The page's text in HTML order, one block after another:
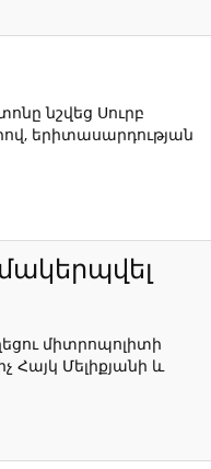
նշվեց Սուրբ
երիտասարդության
միտրոպոլիտի
Մելիքյանի և